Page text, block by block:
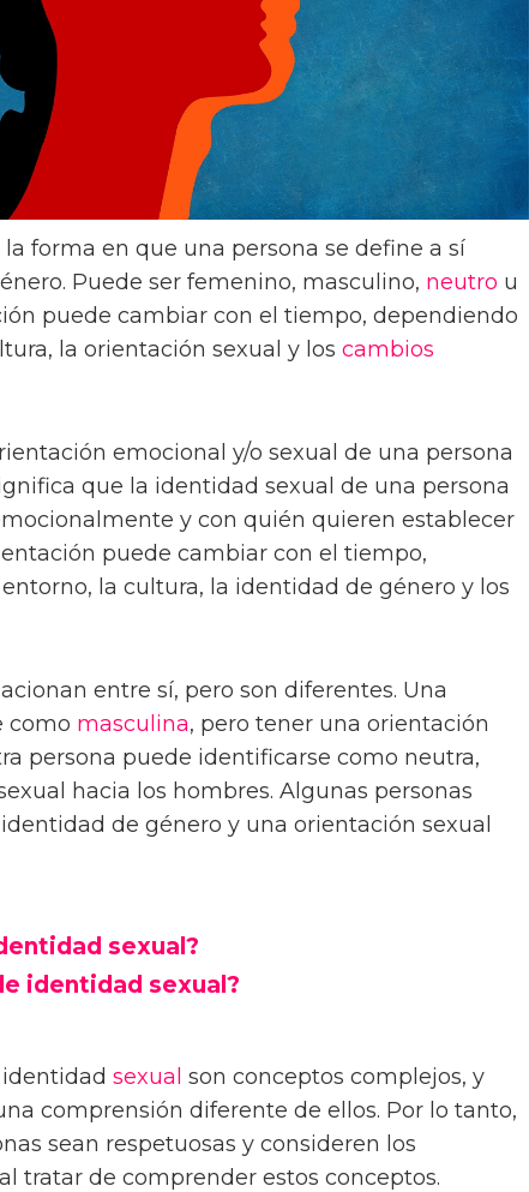
la forma en que una persona se define a sí
Puede ser femenino, masculino, neutro u
puede cambiar con el tiempo, dependiendo
la orientación sexual y los cambios
emocional y/o sexual de una persona
que la identidad sexual de una persona
y con quién quieren establecer
puede cambiar con el tiempo,
la cultura, la identidad de género y los
entre sí, pero son diferentes. Una
como masculina, pero tener una orientación
persona puede identificarse como neutra,
hacia los hombres. Algunas personas
de género y una orientación sexual
sexual?
identidad sexual?
sexual son conceptos complejos, y
comprensión diferente de ellos. Por lo tanto,
sean respetuosas y consideren los
tratar de comprender estos conceptos.